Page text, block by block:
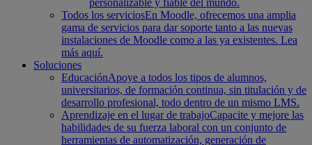
personalizable y fiable del mundo.
Todos los serviciosEn Moodle, ofrecemos una amplia
gama de servicios para dar soporte tanto a las nuevas
instalaciones de Moodle como a las ya existentes. Lea
más aquí.
Soluciones
EducaciónApoye a todos los tipos de alumnos,
universitarios, de formación continua, sin titulación y de
desarrollo profesional, todo dentro de un mismo LMS.
Aprendizaje en el lugar de trabajoCapacite y mejore las
habilidades de su fuerza laboral con un conjunto de
herramientas de automatización, generación de